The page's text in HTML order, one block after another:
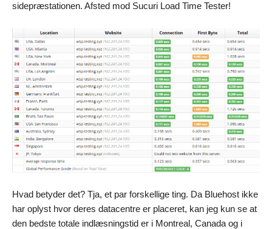
sidepræstationen. Afsted mod Sucuri Load Time Tester!
Hvad betyder det? Tja, et par forskellige ting. Da Bluehost ikke
har oplyst hvor deres datacentre er placeret, kan jeg kun se at
den bedste totale indlæsningstid er i Montreal, Canada og i